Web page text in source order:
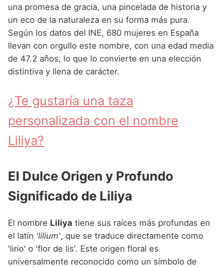
Nombres de Niña que empiezan por G
Nombres de Niña que empiezan por H
Nombres de Niña que empiezan por I
Nombres de Niña que empiezan por J
Nombres de Niña que empiezan por L
Nombres de Niña que empiezan por M
Nombres de Niña que empiezan por P
Nombres de Niña que empiezan por Q
Nombres de Niña que empiezan por R
Nombres de Niña que empiezan por S
Nombres de Niña que empiezan por T
Nombres de Niña Romanos
Nombres de Niña Hispanoamericanos
Nombres de Niña Ingleses
Nombres de Niña Italianos
Nombres de Niña Japoneses
Nombres de Niña Marroquies
Nombres de Niña Portugueses
Nombres de Niña Suecos
Nombres de Niña Baleares
Nombres de Niña Canarios
Nombres de Niña Cantabros
Nombres de Niña Castellanos
Nombres de Niña Extremeños
Nombres de Niña Gallegos
Nombres de Niña Navarros
Nombres de Niña Riojanos
Nombres de Niña Valencianos
Nombres de Niña Vascos
una promesa de gracia, una pincelada de historia y
un eco de la naturaleza en su forma más pura.
Según los datos del INE, 680 mujeres en España
llevan con orgullo este nombre, con una edad media
de 47.2 años, lo que lo convierte en una elección
distintiva y llena de carácter.
¿Te gustaría una taza
personalizada con el nombre
Liliya?
El Dulce Origen y Profundo
Significado de Liliya
El nombre Liliya tiene sus raíces más profundas en
el latín 'lilium', que se traduce directamente como
'lirio' o 'flor de lis'. Este origen floral es
universalmente reconocido como un símbolo de